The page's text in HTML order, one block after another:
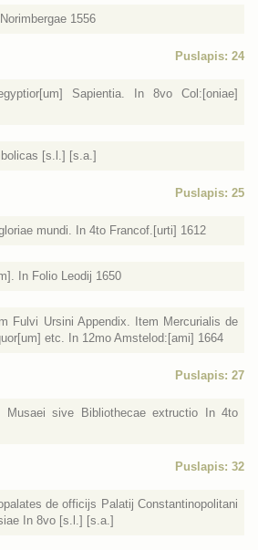
1556
Puslapis: 24
Sapientia. In 8vo Col:[oniae]
[s.l.] [s.a.]
Puslapis: 25
mundi. In 4to Francof.[urti] 1612
In Folio Leodij 1650
Fulvi Ursini Appendix. Item Mercurialis de
etc. In 12mo Amstelod:[ami] 1664
Puslapis: 27
sive Bibliothecae extructio In 4to
Puslapis: 32
de officijs Palatij Constantinopolitani
In 8vo [s.l.] [s.a.]